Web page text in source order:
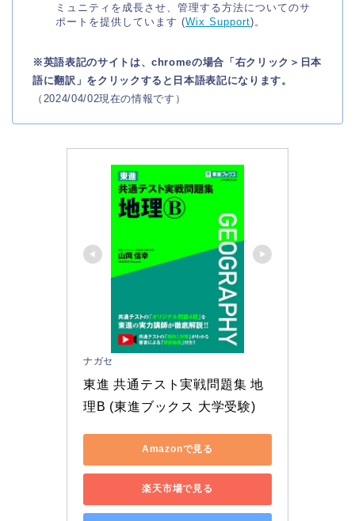
ミュニティを成長させ、管理する方法についてのサ
ポートを提供しています​ (Wix Support)​。
※英語表記のサイトは、chromeの場合「右クリック＞日本
語に翻訳」をクリックすると日本語表記になります。
（2024/04/02現在の情報です）
ナガセ
東進 共通テスト実戦問題集 地
理B (東進ブックス 大学受験)
Amazonで見る
楽天市場で見る